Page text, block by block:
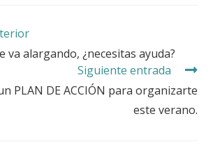
va alargando, ¿necesitas ayuda?
Siguiente entrada
PLAN DE ACCIÓN para organizarte
este verano.